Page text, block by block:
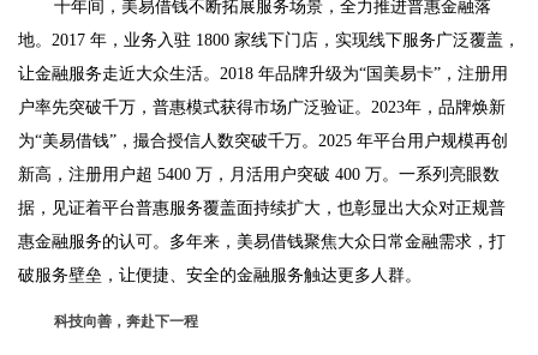
十年间，美易借钱不断拓展服务场景，全力推进普惠金融落
地。2017 年，业务入驻 1800 家线下门店，实现线下服务广泛覆盖，
让金融服务走近大众生活。2018 年品牌升级为“国美易卡”，注册用
户率先突破千万，普惠模式获得市场广泛验证。2023年，品牌焕新
为“美易借钱”，撮合授信人数突破千万。2025 年平台用户规模再创
新高，注册用户超 5400 万，月活用户突破 400 万。一系列亮眼数
据，见证着平台普惠服务覆盖面持续扩大，也彰显出大众对正规普
惠金融服务的认可。多年来，美易借钱聚焦大众日常金融需求，打
破服务壁垒，让便捷、安全的金融服务触达更多人群。
科技向善，奔赴下一程